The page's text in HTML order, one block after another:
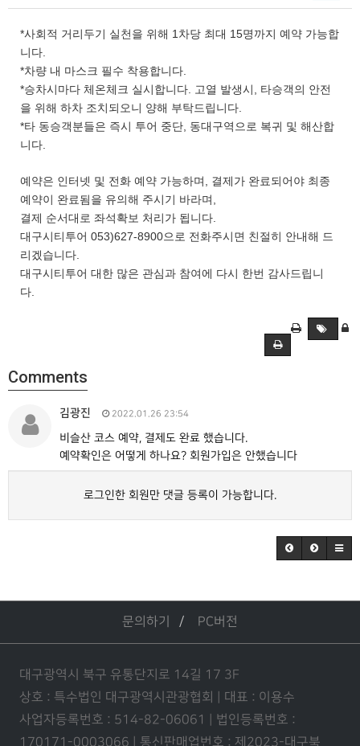
*사회적 거리두기 실천을 위해 1차당 최대 15명까지 예약 가능합
니다.
*차량 내 마스크 필수 착용합니다.
*승차시마다 체온체크 실시합니다. 고열 발생시, 타승객의 안전
을 위해 하차 조치되오니 양해 부탁드립니다.
*타 동승객분들은 즉시 투어 중단, 동대구역으로 복귀 및 해산합
니다.
예약은 인터넷 및 전화 예약 가능하며, 결제가 완료되어야 최종
예약이 완료됨을 유의해 주시기 바라며,
결제 순서대로 좌석확보 처리가 됩니다.
대구시티투어 053)627-8900으로 전화주시면 친절히 안내해 드
리겠습니다.
대구시티투어 대한 많은 관심과 참여에 다시 한번 감사드립니
다.
Comments
김광진 2022.01.26 23:54
비슬산 코스 예약, 결제도 완료 했습니다.
예약확인은 어떻게 하나요? 회원가입은 안했습니다
로그인한 회원만 댓글 등록이 가능합니다.
문의하기 PC버전
대구광역시 북구 유통단지로 14길 17 3F
상호 : 특수법인 대구광역시관광협회 | 대표 : 이용수
사업자등록번호 : 514-82-06061 | 법인등록번호 :
170171-0003066 | 통신판매업번호 : 제2023-대구북